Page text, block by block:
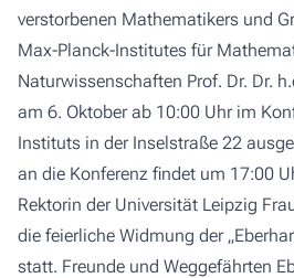
verstorbenen Mathematikers und
Max-Planck-Institutes für
Naturwissenschaften Prof. Dr. Dr.
am 6. Oktober ab 10:00 Uhr im
Instituts in der Inselstraße 22
an die Konferenz findet um 17:00
Rektorin der Universität Leipzig
die feierliche Widmung der
statt. Freunde und Weggefährten